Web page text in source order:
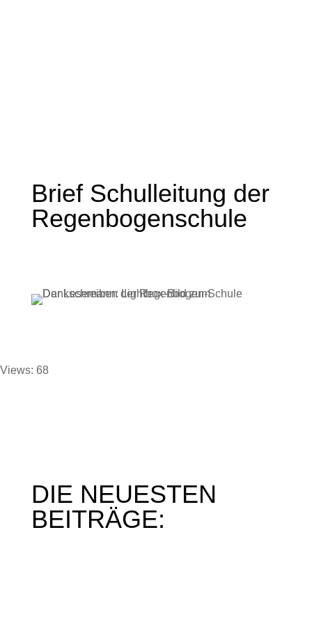
Brief Schulleitung der
Regenbogenschule
Views: 68
DIE NEUESTEN
BEITRÄGE: